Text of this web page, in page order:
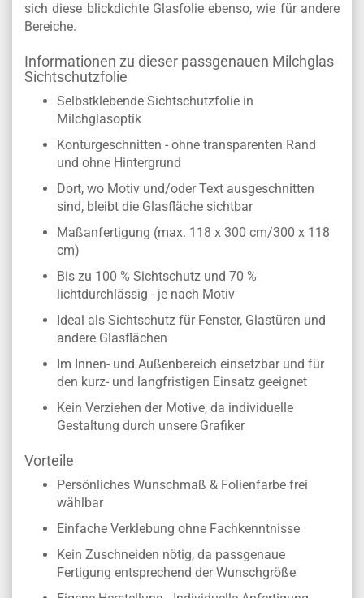
sich diese blickdichte Glasfolie ebenso, wie für andere
Bereiche.
Informationen zu dieser passgenauen Milchglas
Sichtschutzfolie
Selbstklebende Sichtschutzfolie in
Milchglasoptik
Konturgeschnitten - ohne transparenten Rand
und ohne Hintergrund
Dort, wo Motiv und/oder Text ausgeschnitten
sind, bleibt die Glasfläche sichtbar
Maßanfertigung (max. 118 x 300 cm/300 x 118
cm)
Bis zu 100 % Sichtschutz und 70 %
lichtdurchlässig - je nach Motiv
Ideal als Sichtschutz für Fenster, Glastüren und
andere Glasflächen
Im Innen- und Außenbereich einsetzbar und für
den kurz- und langfristigen Einsatz geeignet
Kein Verziehen der Motive, da individuelle
Gestaltung durch unsere Grafiker
Vorteile
Persönliches Wunschmaß & Folienfarbe frei
wählbar
Einfache Verklebung ohne Fachkenntnisse
Kein Zuschneiden nötig, da passgenaue
Fertigung entsprechend der Wunschgröße